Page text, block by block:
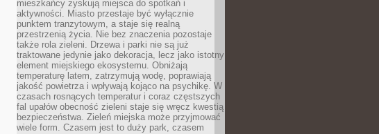
mieszkańcy zyskują miejsca do spotkań i
aktywności. Miasto przestaje być wyłącznie
punktem tranzytowym, a staje się realną
przestrzenią życia. Nie bez znaczenia pozostaje
także rola zieleni. Drzewa i parki nie są już
traktowane jedynie jako dekoracja, lecz jako istotny
element miejskiego ekosystemu. Obniżają
temperaturę latem, zatrzymują wodę, poprawiają
jakość powietrza i wpływają kojąco na psychikę. W
czasach rosnących temperatur i coraz częstszych
fal upałów obecność zieleni staje się wręcz kwestią
bezpieczeństwa. Zieleń miejska może przyjmować
wiele form. Czasem jest to duży park, czasem